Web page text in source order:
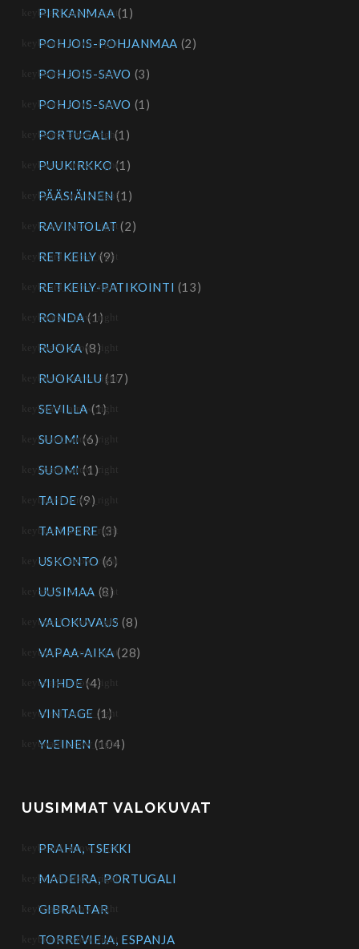
PIRKANMAA (1)
POHJOIS-POHJANMAA (2)
POHJOIS-SAVO (3)
POHJOIS-SAVO (1)
PORTUGALI (1)
PUUKIRKKO (1)
PÄÄSIÄINEN (1)
RAVINTOLAT (2)
RETKEILY (9)
RETKEILY-PATIKOINTI (13)
RONDA (1)
RUOKA (8)
RUOKAILU (17)
SEVILLA (1)
SUOMI (6)
SUOMI (1)
TAIDE (9)
TAMPERE (3)
USKONTO (6)
UUSIMAA (8)
VALOKUVAUS (8)
VAPAA-AIKA (28)
VIIHDE (4)
VINTAGE (1)
YLEINEN (104)
UUSIMMAT VALOKUVAT
PRAHA, TSEKKI
MADEIRA, PORTUGALI
GIBRALTAR
TORREVIEJA, ESPANJA